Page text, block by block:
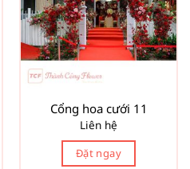
Cổng hoa cưới 11
Liên hệ
Đặt ngay